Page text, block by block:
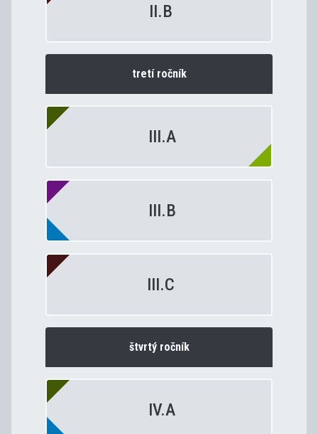
II.B
tretí ročník
III.A
III.B
III.C
štvrtý ročník
IV.A